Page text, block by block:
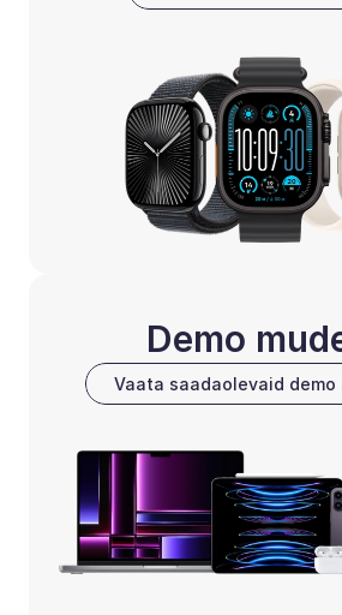
Demo
Vaata saadaolevaid demo